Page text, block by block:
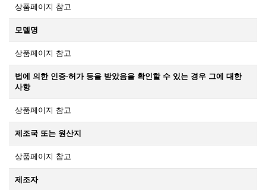
상품페이지 참고
모델명
상품페이지 참고
법에 의한 인증·허가 등을 받았음을 확인할 수 있는 경우 그에 대한
사항
상품페이지 참고
제조국 또는 원산지
상품페이지 참고
제조자